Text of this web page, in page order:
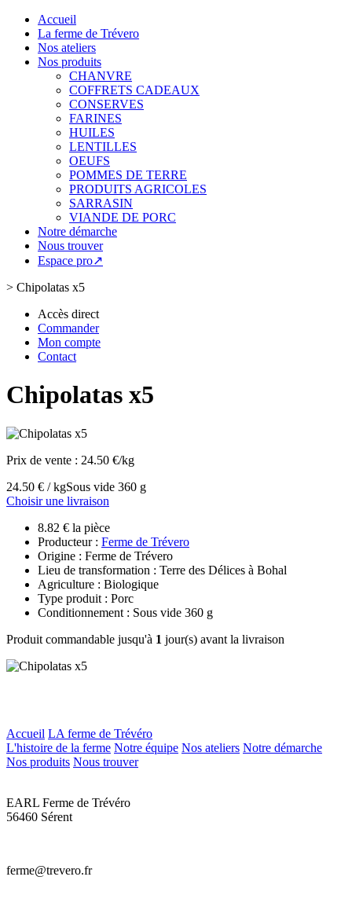
Accueil
La ferme de Trévero
Nos ateliers
Nos produits
CHANVRE
COFFRETS CADEAUX
CONSERVES
FARINES
HUILES
LENTILLES
OEUFS
POMMES DE TERRE
PRODUITS AGRICOLES
SARRASIN
VIANDE DE PORC
Notre démarche
Nous trouver
Espace pro↗
> Chipolatas x5
Accès direct
Commander
Mon compte
Contact
Chipolatas x5
Prix de vente : 24.50 €/kg
24.50 € / kgSous vide 360 g
Choisir une livraison
8.82 € la pièce
Producteur : Ferme de Trévero
Origine : Ferme de Trévero
Lieu de transformation : Terre des Délices à Bohal
Agriculture : Biologique
Type produit : Porc
Conditionnement : Sous vide 360 g
Produit commandable jusqu'à 1 jour(s) avant la livraison
Accueil LA ferme de Trévéro
L'histoire de la ferme Notre équipe Nos ateliers Notre démarche
Nos produits Nous trouver
EARL Ferme de Trévéro
56460 Sérent
ferme@trevero.fr